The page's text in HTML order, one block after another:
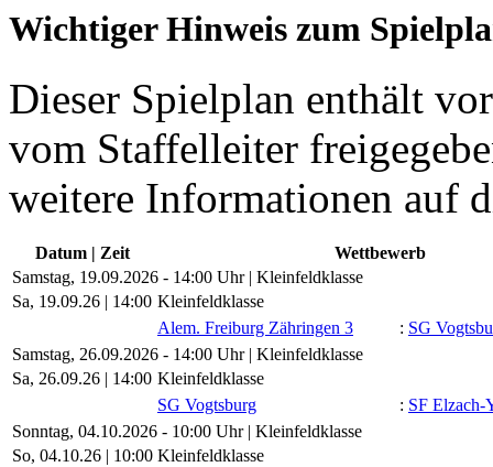
Wichtiger Hinweis zum
Dieser Spielplan enthält
vom Staffelleiter
weitere Informationen auf
Datum | Zeit
Wettbewerb
Samstag, 19.09.2026 - 14:00 Uhr | Kleinfeldklasse
Sa, 19.09.26 | 14:00 Kleinfeldklasse
Alem. Freiburg Zähringen 3
: SG
Samstag, 26.09.2026 - 14:00 Uhr | Kleinfeldklasse
Sa, 26.09.26 | 14:00 Kleinfeldklasse
SG Vogtsburg
: SF Elzach-
Sonntag, 04.10.2026 - 10:00 Uhr | Kleinfeldklasse
So, 04.10.26 | 10:00 Kleinfeldklasse